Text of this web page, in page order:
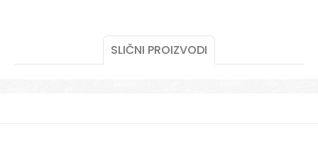
SLIČNI PROIZVODI